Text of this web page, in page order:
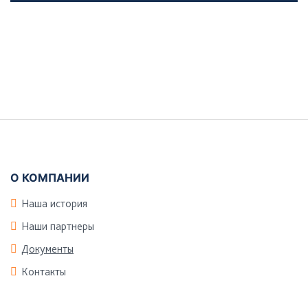
О КОМПАНИИ
Наша история
Наши партнеры
Документы
Контакты